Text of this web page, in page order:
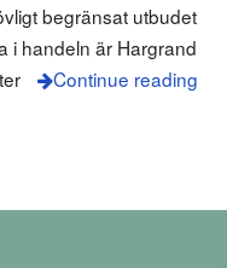
begränsat utbudet
i handeln är Hargrand
Continue reading